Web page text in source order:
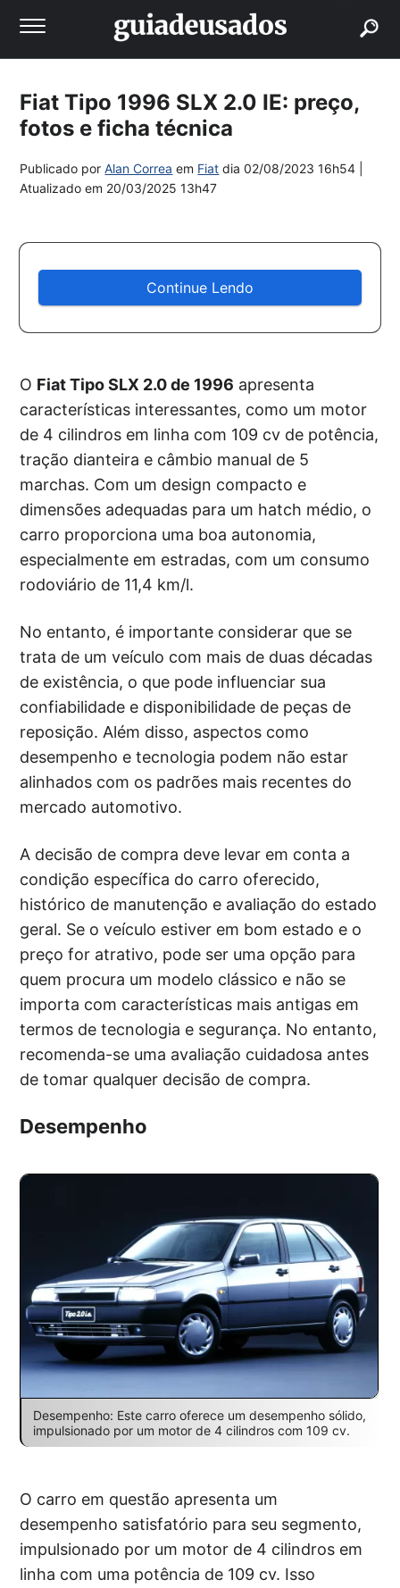
Fiat Tipo 1996 SLX 2.0 IE: preço,
fotos e ficha técnica
Publicado porAlan Correa em Fiat dia02/08/2023 16h54
Atualizado em 20/03/2025 13h47
Continue Lendo
O Fiat Tipo SLX 2.0 de 1996 apresenta
características interessantes, como um motor
de 4 cilindros em linha com 109 cv de potência,
tração dianteira e câmbio manual de 5
marchas. Com um design compacto e
dimensões adequadas para um hatch médio, o
carro proporciona uma boa autonomia,
especialmente em estradas, com um consumo
rodoviário de 11,4 km/l.
No entanto, é importante considerar que se
trata de um veículo com mais de duas décadas
de existência, o que pode influenciar sua
confiabilidade e disponibilidade de peças de
reposição. Além disso, aspectos como
desempenho e tecnologia podem não estar
alinhados com os padrões mais recentes do
mercado automotivo.
A decisão de compra deve levar em conta a
condição específica do carro oferecido,
histórico de manutenção e avaliação do estado
geral. Se o veículo estiver em bom estado e o
preço for atrativo, pode ser uma opção para
quem procura um modelo clássico e não se
importa com características mais antigas em
termos de tecnologia e segurança. No entanto,
recomenda-se uma avaliação cuidadosa antes
de tomar qualquer decisão de compra.
Desempenho
Desempenho: Este carro oferece um desempenho sólido,
impulsionado por um motor de 4 cilindros com 109 cv.
O carro em questão apresenta um
desempenho satisfatório para seu segmento,
impulsionado por um motor de 4 cilindros em
linha com uma potência de 109 cv. Isso